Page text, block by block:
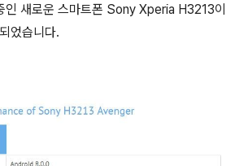
인 새로운 스마트폰 Sony Xperia H3213이
었습니다.